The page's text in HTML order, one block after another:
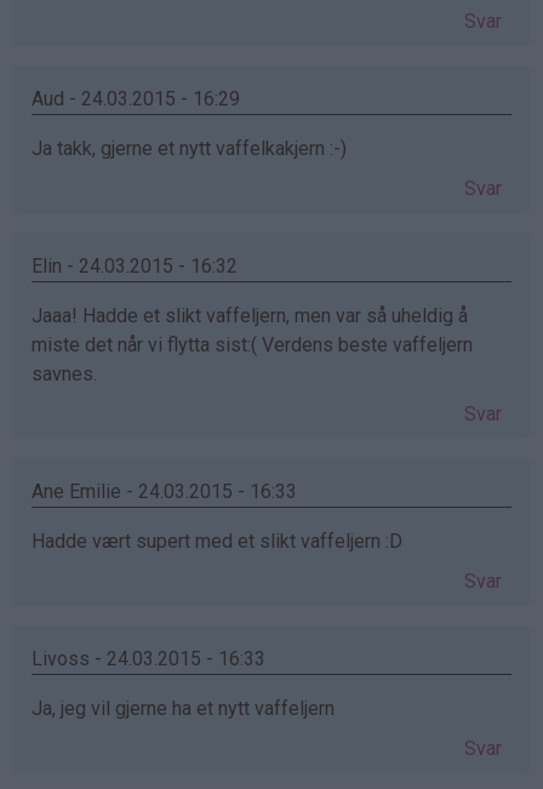
Svar
Aud - 24.03.2015 - 16:29
Ja takk, gjerne et nytt vaffelkakjern :-)
Svar
Elin - 24.03.2015 - 16:32
Jaaa! Hadde et slikt vaffeljern, men var så uheldig å
miste det når vi flytta sist:( Verdens beste vaffeljern
savnes.
Svar
Ane Emilie - 24.03.2015 - 16:33
Hadde vært supert med et slikt vaffeljern :D
Svar
Livoss - 24.03.2015 - 16:33
Ja, jeg vil gjerne ha et nytt vaffeljern
Svar